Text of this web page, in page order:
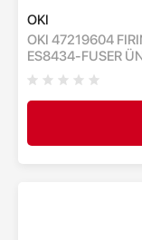
OKI
OKI 47219604
ES8434-FUSER